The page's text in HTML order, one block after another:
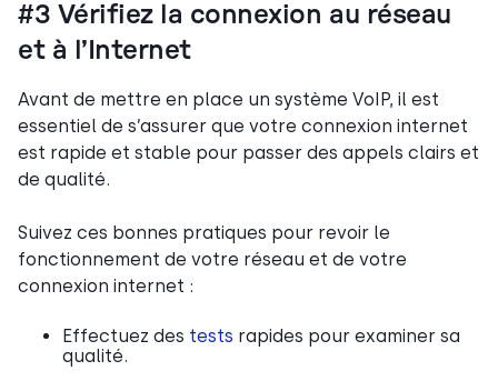
#3 Vérifiez la connexion au réseau
et à l’Internet
Avant de mettre en place un système VoIP, il est
essentiel de s’assurer que votre connexion internet
est rapide et stable pour passer des appels clairs et
de qualité.
Suivez ces bonnes pratiques pour revoir le
fonctionnement de votre réseau et de votre
connexion internet :
Effectuez des tests rapides pour examiner sa
qualité.